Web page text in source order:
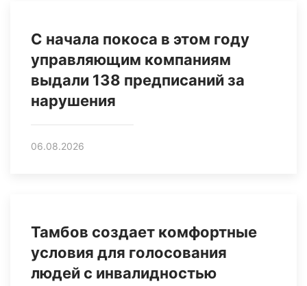
С начала покоса в этом году
управляющим компаниям
выдали 138 предписаний за
нарушения
06.08.2026
Тамбов создает комфортные
условия для голосования
людей с инвалидностью